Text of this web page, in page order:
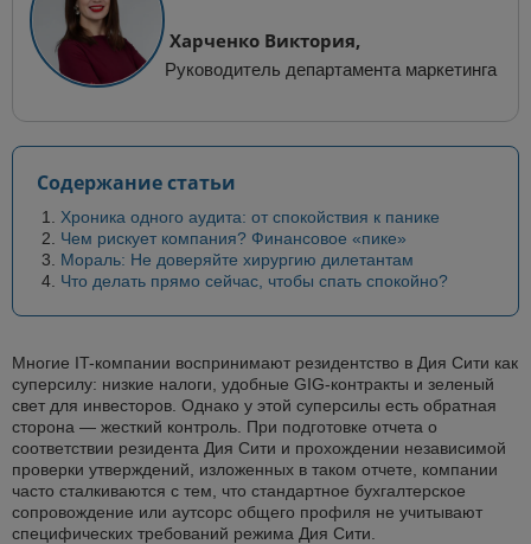
Харченко Виктория,
Руководитель департамента маркетинга
Содержание статьи
Хроника одного аудита: от спокойствия к панике
Чем рискует компания? Финансовое «пике»
Мораль: Не доверяйте хирургию дилетантам
Что делать прямо сейчас, чтобы спать спокойно?
Многие IT-компании воспринимают резидентство в Дия Сити как
суперсилу: низкие налоги, удобные GIG-контракты и зеленый
свет для инвесторов. Однако у этой суперсилы есть обратная
сторона — жесткий контроль. При подготовке отчета о
соответствии резидента Дия Сити и прохождении независимой
проверки утверждений, изложенных в таком отчете, компании
часто сталкиваются с тем, что стандартное бухгалтерское
сопровождение или аутсорс общего профиля не учитывают
специфических требований режима Дия Сити.